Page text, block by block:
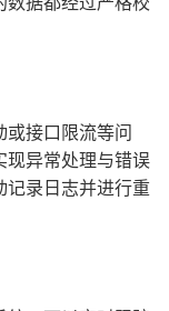
接口限流等问
现异常处理与错误
录日志并进行重